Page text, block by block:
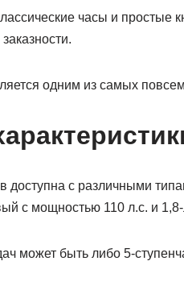
часы и простые
одним из самых
доступна с различными
с мощностью 110 л.с. и
может быть либо 5-